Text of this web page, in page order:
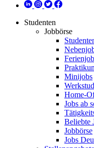
Studenten
Jobbörse
Minijobs
Home-
Jobs ab
Beliebte
Jobbörse
Jobs